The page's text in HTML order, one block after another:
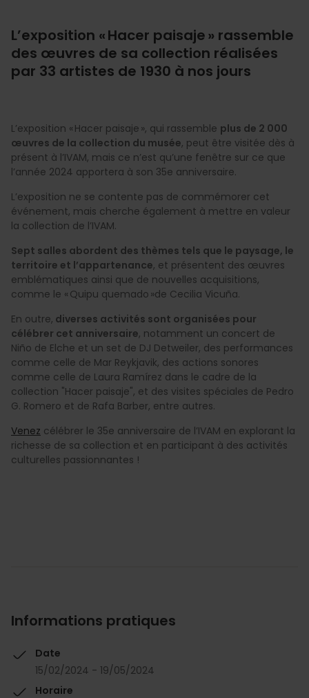
L’exposition « Hacer paisaje » rassemble
des œuvres de sa collection réalisées
par 33 artistes de 1930 à nos jours
L’exposition « Hacer paisaje », qui rassemble plus de 2 000
œuvres de la collection du musée, peut être visitée dès à
présent à l’IVAM, mais ce n’est qu’une fenêtre sur ce que
l’année 2024 apportera à son 35e anniversaire.
L’exposition ne se contente pas de commémorer cet
événement, mais cherche également à mettre en valeur
la collection de l’IVAM.
Sept salles abordent des thèmes tels que le paysage, le
territoire et l’appartenance, et présentent des œuvres
emblématiques ainsi que de nouvelles acquisitions,
comme le « Quipu quemado »de Cecilia Vicuña.
En outre, diverses activités sont organisées pour
célébrer cet anniversaire, notamment un concert de
Niño de Elche et un set de DJ Detweiler, des performances
comme celle de Mar Reykjavik, des actions sonores
comme celle de Laura Ramírez dans le cadre de la
collection "Hacer paisaje", et des visites spéciales de Pedro
G. Romero et de Rafa Barber, entre autres.
Venez célébrer le 35e anniversaire de l’IVAM en explorant la
richesse de sa collection et en participant à des activités
culturelles passionnantes !
Informations pratiques
Date
15/02/2024 - 19/05/2024
Horaire